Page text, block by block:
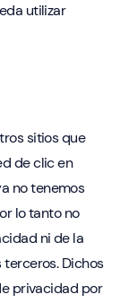
utilizar
sitios que
de clic en
no tenemos
lo tanto no
ni de la
Dichos
privacidad por